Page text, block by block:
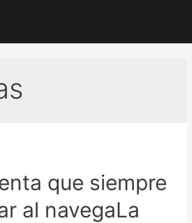
que siempre
al navegaLa